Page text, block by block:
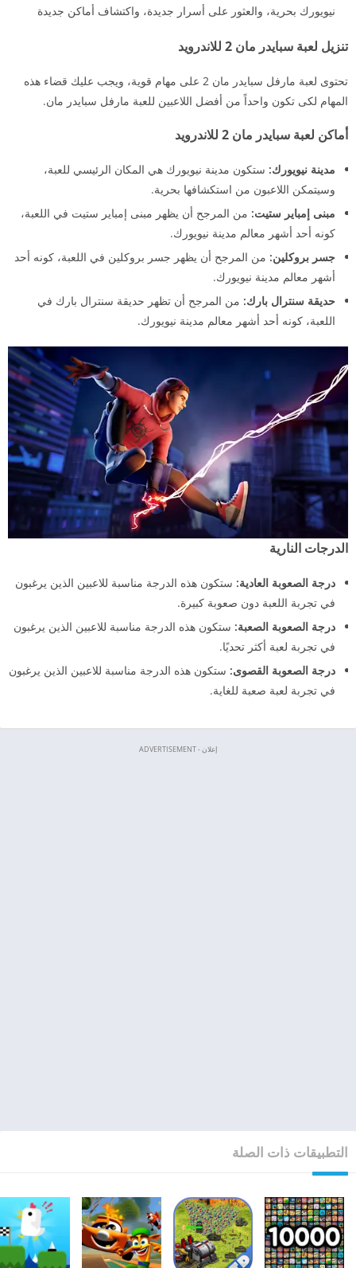
نيويورك بحرية، والعثور على أسرار جديدة، واكتشاف أماكن جديدة
تنزيل لعبة سبايدر مان 2 للاندرويد
تحتوى لعبة مارفل سبايدر مان 2 على مهام قوية، ويجب عليك قضاء هذه
المهام لكى تكون واحداً من أفضل اللاعبين للعبة مارفل سبايدر مان.
أماكن لعبة سبايدر مان 2 للاندرويد
مدينة نيويورك: ستكون مدينة نيويورك هي المكان الرئيسي للعبة،
وسيتمكن اللاعبون من استكشافها بحرية.
مبنى إمباير ستيت: من المرجح أن يظهر مبنى إمباير ستيت في اللعبة،
كونه أحد أشهر معالم مدينة نيويورك.
جسر بروكلين: من المرجح أن يظهر جسر بروكلين في اللعبة، كونه أحد
أشهر معالم مدينة نيويورك.
حديقة سنترال بارك: من المرجح أن تظهر حديقة سنترال بارك في
اللعبة، كونه أحد أشهر معالم مدينة نيويورك.
الدرجات النارية
درجة الصعوبة العادية: ستكون هذه الدرجة مناسبة للاعبين الذين يرغبون
في تجربة اللعبة دون صعوبة كبيرة.
درجة الصعوبة الصعبة: ستكون هذه الدرجة مناسبة للاعبين الذين يرغبون
في تجربة لعبة أكثر تحديًا.
درجة الصعوبة القصوى: ستكون هذه الدرجة مناسبة للاعبين الذين يرغبون
في تجربة لعبة صعبة للغاية.
إعلان - ADVERTISEMENT
التطبيقات ذات الصلة